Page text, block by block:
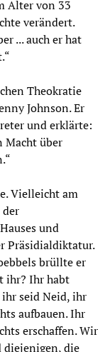
Alter von 33
verändert.
... auch er hat
Theokratie
Johnson. Er
und erklärte:
Macht über
Vielleicht am
und
Präsidialdiktatur.
brüllte er
ihr? Ihr habt
seid Neid, ihr
aufbauen. Ihr
erschaffen. Wir
diejenigen, die